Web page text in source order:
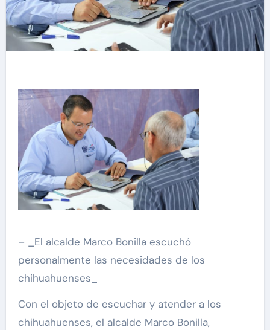
– _El alcalde Marco Bonilla escuchó
personalmente las necesidades de los
chihuahuenses_
Con el objeto de escuchar y atender a los
chihuahuenses, el alcalde Marco Bonilla,